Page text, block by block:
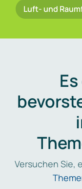
Luft- und
Versuchen Sie,